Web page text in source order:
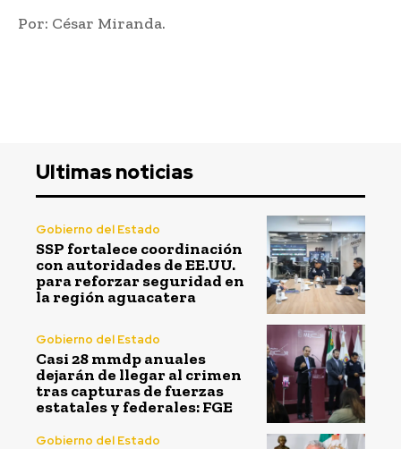
Por: César Miranda.
Ultimas noticias
Gobierno del Estado
SSP fortalece coordinación
con autoridades de EE.UU.
para reforzar seguridad en
la región aguacatera
Gobierno del Estado
Casi 28 mmdp anuales
dejarán de llegar al crimen
tras capturas de fuerzas
estatales y federales: FGE
Gobierno del Estado